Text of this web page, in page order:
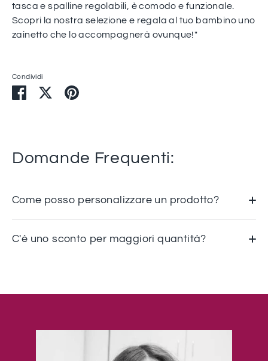
tasca e spalline regolabili, è comodo e funzionale.
Scopri la nostra selezione e regala al tuo bambino uno
zainetto che lo accompagnerà ovunque!"
Condividi
CondividiCondividiCondividi
Domande Frequenti:
Come posso personalizzare un prodotto?
C'è uno sconto per maggiori quantità?